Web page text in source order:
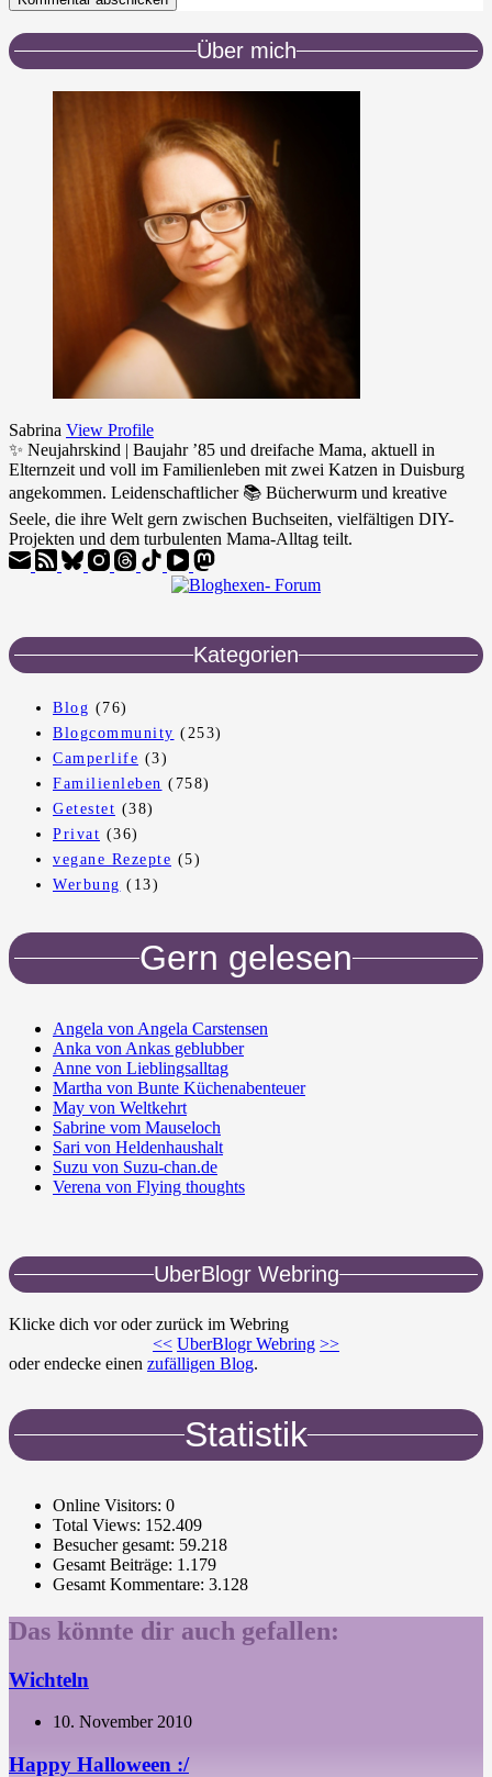
Über mich
Sabrina View Profile
✨ Neujahrskind | Baujahr ’85 und dreifache Mama, aktuell in
Elternzeit und voll im Familienleben mit zwei Katzen in Duisburg
angekommen. Leidenschaftlicher 📚 Bücherwurm und kreative
Seele, die ihre Welt gern zwischen Buchseiten, vielfältigen DIY-
Projekten und dem turbulenten Mama-Alltag teilt.
Kategorien
Blog (76)
Blogcommunity (253)
Camperlife (3)
Familienleben (758)
Getestet (38)
Privat (36)
vegane Rezepte (5)
Werbung (13)
Gern gelesen
Angela von Angela Carstensen
Anka von Ankas geblubber
Anne von Lieblingsalltag
Martha von Bunte Küchenabenteuer
May von Weltkehrt
Sabrine vom Mauseloch
Sari von Heldenhaushalt
Suzu von Suzu-chan.de
Verena von Flying thoughts
UberBlogr Webring
Klicke dich vor oder zurück im Webring
<< UberBlogr Webring >>
oder endecke einen zufälligen Blog.
Statistik
Online Visitors: 0
Total Views: 152.409
Besucher gesamt: 59.218
Gesamt Beiträge: 1.179
Gesamt Kommentare: 3.128
Das könnte dir auch gefallen:
Wichteln
10. November 2010
Happy Halloween :/